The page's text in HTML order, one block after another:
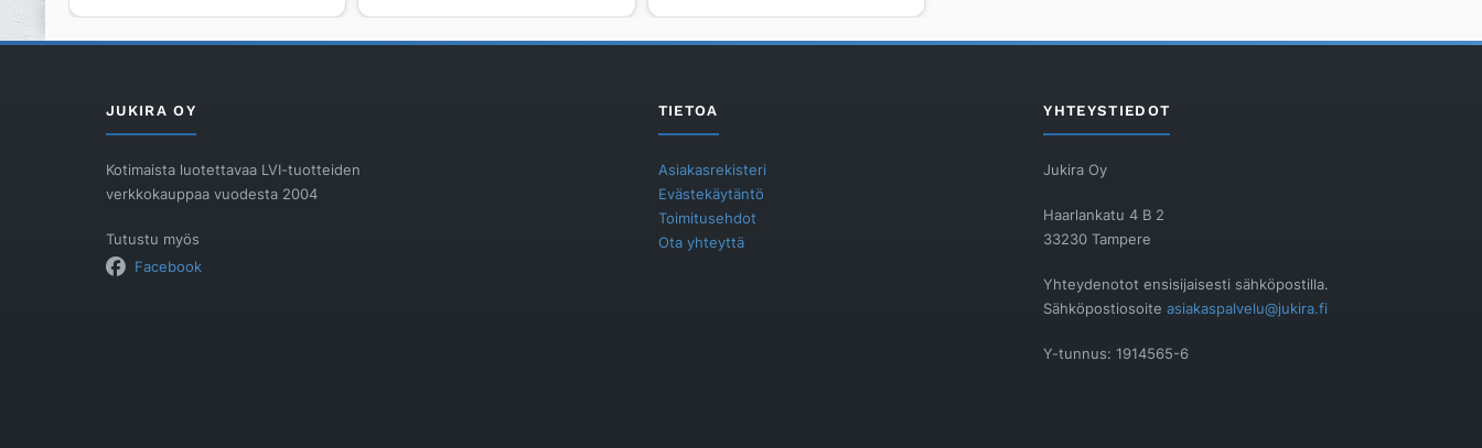
Ventil
määrä
Ventil
Ventil
JUKIRA OY
Kotimaista luotettavaa LVI-tuotteiden
verkkokauppaa vuodesta 2004
Tutustu myös
Facebook
TIETOA
Asiakasrekisteri
Evästekäytäntö
Toimitusehdot
Ota yhteyttä
YHTEYSTIEDOT
Jukira Oy
Haarlankatu 4 B 2
33230 Tampere
Yhteydenotot ensisijaisesti sähköpostilla.
Sähköpostiosoiteasiakaspalvelu@jukira.fi
Y-tunnus: 1914565-6